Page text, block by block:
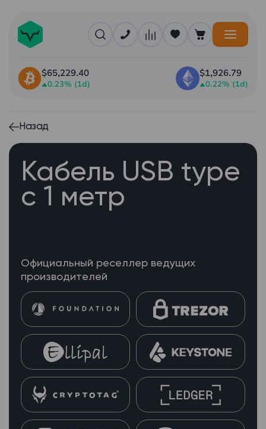
$65,229.40
0.23% (1d)
$1,926.79
0.22% (1d)
Кабель USB type
c 1 метр
Официальный реселлер ведущих
производителей
Назад